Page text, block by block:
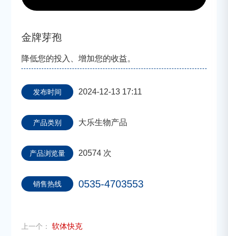
金牌芽孢
降低您的投入、增加您的收益。
发布时间 2024-12-13 17:11
产品类别 大乐生物产品
产品浏览量 20574 次
销售热线 0535-4703553
上一个：软体快克